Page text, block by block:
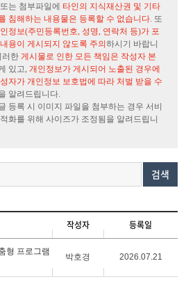
는 첨부파일에 타인의 지식재산권 및 기타
침해하는 내용물은 등록할 수 없습니다. 또
정보(주민등록번호, 성명, 연락처 등)가 포
용이 게시되지 않도록 주의 하시기 바랍니
러한 게시물로 인한 모든 책임은 작성자 본
있고, 개인정보가 게시되어 노출된 경우에
자가 개인정보 보호법에 따라 처벌 받을 수
알려드립니다.
등록 시 이미지 파일을 첨부하는 경우 서비
화를 위해 사이즈가 조정됨을 알려드립니
검색
작성자 등록일
형 프로그램
박호경 2026.07.21